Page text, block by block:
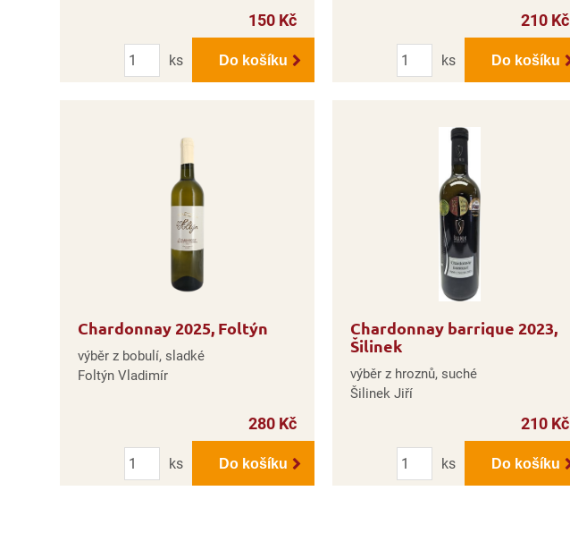
150 Kč
Počet
ks
Do košíku
210 Kč
Počet
ks
Do košíku
Chardonnay 2025, Foltýn
výběr z bobulí, sladké
Foltýn Vladimír
280 Kč
Počet
ks
Do košíku
Chardonnay barrique 2023,
Šilinek
výběr z hroznů, suché
Šilinek Jiří
210 Kč
Počet
ks
Do košíku